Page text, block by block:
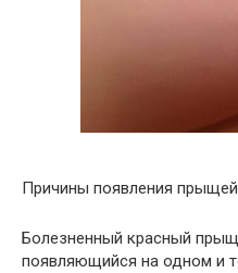
Причины появления
Болезненный красный
появляющийся на одном и